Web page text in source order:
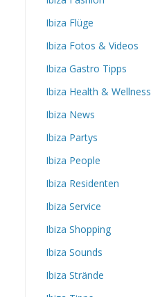
Ibiza Flüge
Ibiza Fotos & Videos
Ibiza Gastro Tipps
Ibiza Health & Wellness
Ibiza News
Ibiza Partys
Ibiza People
Ibiza Residenten
Ibiza Service
Ibiza Shopping
Ibiza Sounds
Ibiza Strände